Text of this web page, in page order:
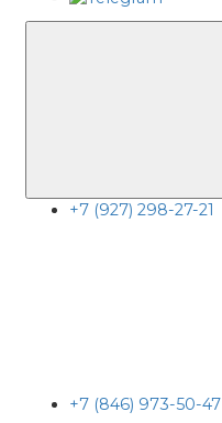
+7 (927) 298-27-21
+7 (846) 973-50-47